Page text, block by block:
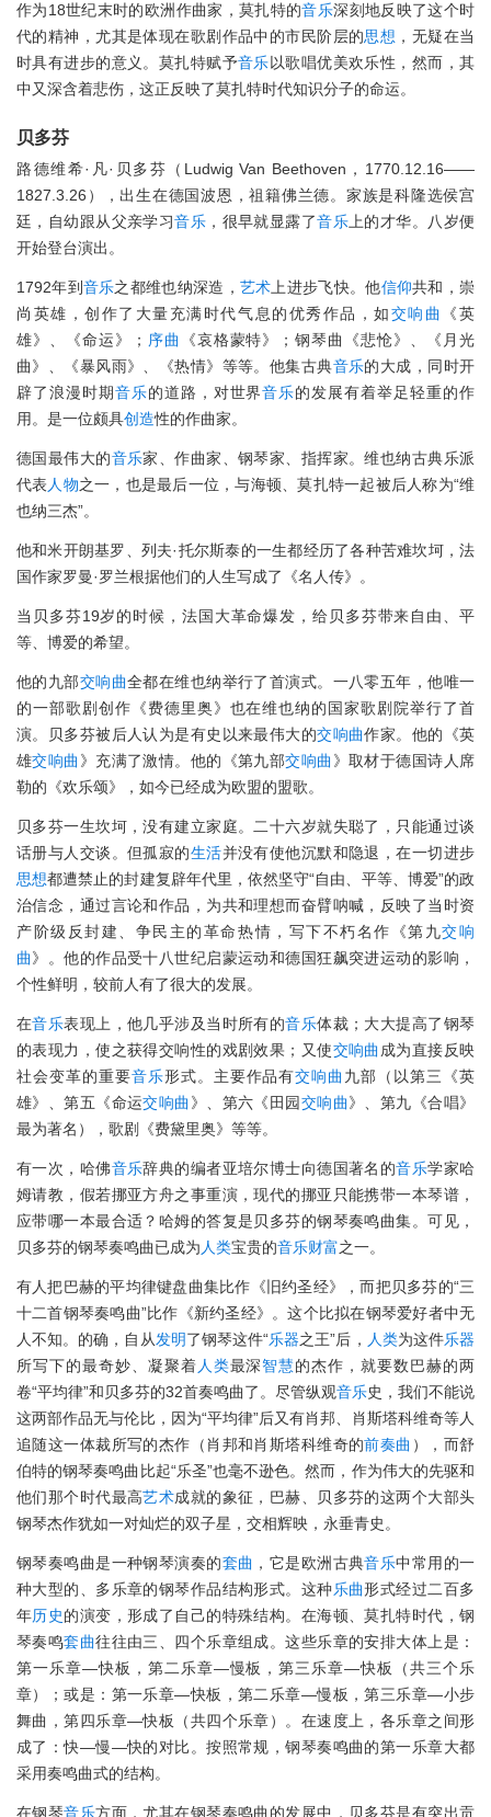
作为18世纪末时的欧洲作曲家，莫扎特的音乐深刻地反映了这个时
代的精神，尤其是体现在歌剧作品中的市民阶层的思想 ，无疑在当
时具有进步的意义。莫扎特赋予音乐以歌唱优美欢乐性，然而，其
中又深含着悲伤，这正反映了莫扎特时代知识分子的命运。
贝多芬
路德维希·凡·贝多芬（Ludwig Van Beethoven，1770.12.16——
1827.3.26），出生在德国波恩，祖籍佛兰德。家族是科隆选侯宫
廷，自幼跟从父亲学习音乐 ，很早就显露了音乐 上的才华。八岁便
开始登台演出。
1792年到音乐之都维也纳深造， 艺术 上进步飞快。他信仰共和，崇
尚英雄，创作了大量充满时代气息的优秀作品，如交响曲
《英
雄》、《命运》； 序曲
《哀格蒙特》；钢琴曲《悲怆》、《月光
曲》、《暴风雨》、《热情》等等。他集古典音乐的大成，同时开
辟了浪漫时期音乐的道路，对世界音乐的发展有着举足轻重的作
用。是一位颇具创造性的作曲家。
德国最伟大的音乐家、作曲家、钢琴家、指挥家。维也纳古典乐派
代表 人物之一，也是最后一位，与海顿、莫扎特一起被后人称为“维
也纳三杰”。
他和米开朗基罗、列夫·托尔斯泰的一生都经历了各种苦难坎坷，法
国作家罗曼·罗兰根据他们的人生写成了《名人传》。
当贝多芬19岁的时候，法国大革命爆发，给贝多芬带来自由、平
等、博爱的希望。
他的九部交响曲全都在维也纳举行了首演式。一八零五年，他唯一
的一部歌剧创作《费德里奥》也在维也纳的国家歌剧院举行了首
演。贝多芬被后人认为是有史以来最伟大的交响曲作家。他的《英
雄交响曲 》充满了激情。他的《第九部交响曲 》取材于德国诗人席
勒的《欢乐颂》，如今已经成为欧盟的盟歌。
贝多芬一生坎坷，没有建立家庭。二十六岁就失聪了，只能通过谈
话册与人交谈。但孤寂的生活并没有使他沉默和隐退，在一切进步
思想都遭禁止的封建复辟年代里，依然坚守“自由、平等、博爱”的政
治信念，通过言论和作品，为共和理想而奋臂呐喊，反映了当时资
产阶级反封建、争民主的革命热情，写下不朽名作《第九交响
曲》。他的作品受十八世纪启蒙运动和德国狂飙突进运动的影响，
个性鲜明，较前人有了很大的发展。
在音乐表现上，他几乎涉及当时所有的音乐体裁；大大提高了钢琴
的表现力，使之获得交响性的戏剧效果；又使交响曲 成为直接反映
社会变革的重要音乐形式。主要作品有交响曲 九部（以第三《英
雄》、第五《命运交响曲 》、第六《田园交响曲》、第九《合唱》
最为著名），歌剧《费黛里奥》等等。
有一次，哈佛音乐辞典的编者亚培尔博士向德国著名的音乐学家哈
姆请教，假若挪亚方舟之事重演，现代的挪亚只能携带一本琴谱，
应带哪一本最合适？哈姆的答复是贝多芬的钢琴奏鸣曲集。可见，
贝多芬的钢琴奏鸣曲已成为 人类宝贵的音乐财富之一。
有人把巴赫的平均律键盘曲集比作《旧约圣经》，而把贝多芬的“三
十二首钢琴奏鸣曲”比作《新约圣经》。这个比拟在钢琴爱好者中无
人不知。的确，自从发明了钢琴这件“乐器之王”后， 人类为这件乐器
所写下的最奇妙、凝聚着 人类最深智慧的杰作，就要数巴赫的两
卷“平均律”和贝多芬的32首奏鸣曲了。尽管纵观音乐史，我们不能说
这两部作品无与伦比，因为“平均律”后又有肖邦、肖斯塔科维奇等人
追随这一体裁所写的杰作（肖邦和肖斯塔科维奇的前奏曲 ），而舒
伯特的钢琴奏鸣曲比起“乐圣”也毫不逊色。然而，作为伟大的先驱和
他们那个时代最高艺术成就的象征，巴赫、贝多芬的这两个大部头
钢琴杰作犹如一对灿烂的双子星，交相辉映，永垂青史。
钢琴奏鸣曲是一种钢琴演奏的套曲 ，它是欧洲古典音乐中常用的一
种大型的、多乐章的钢琴作品结构形式。这种乐曲形式经过二百多
年历史的演变，形成了自己的特殊结构。在海顿、莫扎特时代，钢
琴奏鸣套曲往往由三、四个乐章组成。这些乐章的安排大体上是：
第一乐章—快板，第二乐章—慢板，第三乐章—快板（共三个乐
章）；或是：第一乐章—快板，第二乐章—慢板，第三乐章—小步
舞曲，第四乐章—快板（共四个乐章）。在速度上，各乐章之间形
成了：快—慢—快的对比。按照常规，钢琴奏鸣曲的第一乐章大都
采用奏鸣曲式的结构。
在钢琴音乐方面，尤其在钢琴奏鸣曲的发展中，贝多芬是有突出贡